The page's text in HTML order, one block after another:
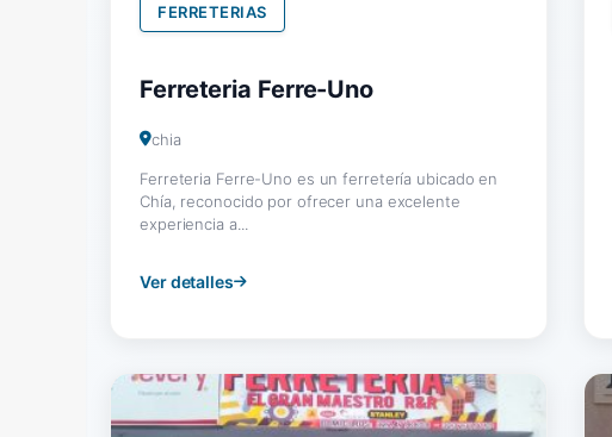
FERRETERIAS
Ferreteria Ferre-Uno
chia
Ferreteria Ferre-Uno es un ferretería ubicado en
Chía, reconocido por ofrecer una excelente
experiencia a...
Ver detalles